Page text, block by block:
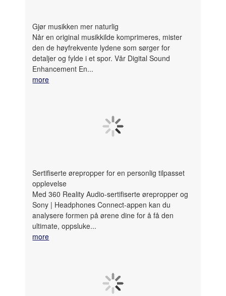
Gjør musikken mer naturlig
Når en original musikkilde komprimeres, mister
den de høyfrekvente lydene som sørger for
detaljer og fylde i et spor. Vår Digital Sound
Enhancement En...
more
Sertifiserte ørepropper for en personlig tilpasset
opplevelse
Med 360 Reality Audio-sertifiserte ørepropper og
Sony | Headphones Connect-appen kan du
analysere formen på ørene dine for å få den
ultimate, oppsluke...
more